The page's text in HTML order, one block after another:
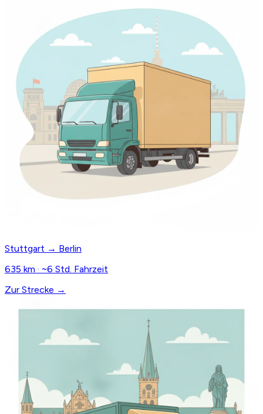
Stuttgart → Berlin
635 km · ~6 Std. Fahrzeit
Zur Strecke →